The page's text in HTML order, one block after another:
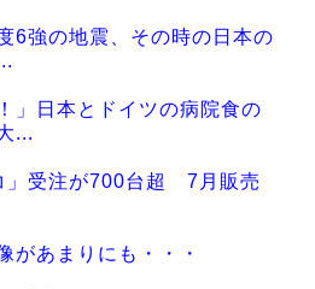
6強の地震、その時の日本の
」日本とドイツの病院食の
...
」受注が700台超 7月販売
があまりにも・・・